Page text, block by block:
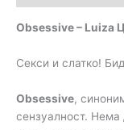
Obsessive – Luiza
Секси и слатко!
Obsessive,
сензуалност. Нема